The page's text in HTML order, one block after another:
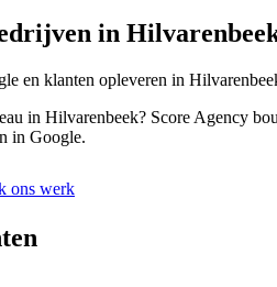
in
en klanten opleveren in
in Hilvarenbeek? Score Agency
in Google.
ons werk